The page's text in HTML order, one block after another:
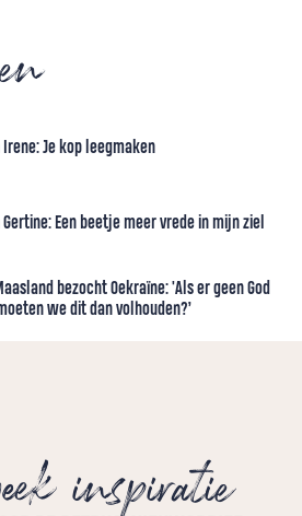
Je kop leegmaken
Een beetje meer vrede in mijn ziel
bezocht Oekraïne: 'Als er geen God
we dit dan volhouden?’
inspiratie